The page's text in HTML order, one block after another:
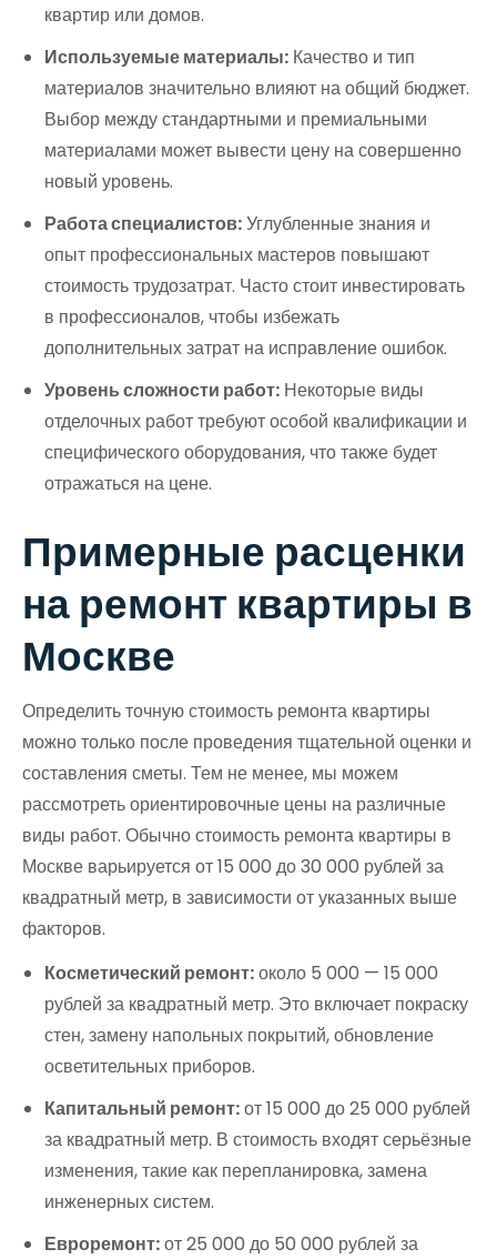
квартир или домов.
Используемые материалы: Качество и тип
материалов значительно влияют на общий бюджет.
Выбор между стандартными и премиальными
материалами может вывести цену на совершенно
новый уровень.
Работа специалистов:Углубленные знания и
опыт профессиональных мастеров повышают
стоимость трудозатрат. Часто стоит инвестировать
в профессионалов, чтобы избежать
дополнительных затрат на исправление ошибок.
Уровень сложности работ: Некоторые виды
отделочных работ требуют особой квалификации и
специфического оборудования, что также будет
отражаться на цене.
Примерные расценки
на ремонт квартиры в
Москве
Определить точную стоимость ремонта квартиры
можно только после проведения тщательной оценки и
составления сметы. Тем не менее, мы можем
рассмотреть ориентировочные цены на различные
виды работ. Обычно стоимость ремонта квартиры в
Москве варьируется от 15 000 до 30 000 рублей за
квадратный метр, в зависимости от указанных выше
факторов.
Косметический ремонт:около 5 000 — 15 000
рублей за квадратный метр. Это включает покраску
стен, замену напольных покрытий, обновление
осветительных приборов.
Капитальный ремонт:от 15 000 до 25 000 рублей
за квадратный метр. В стоимость входят серьёзные
изменения, такие как перепланировка, замена
инженерных систем.
Евроремонт:от 25 000 до 50 000 рублей за